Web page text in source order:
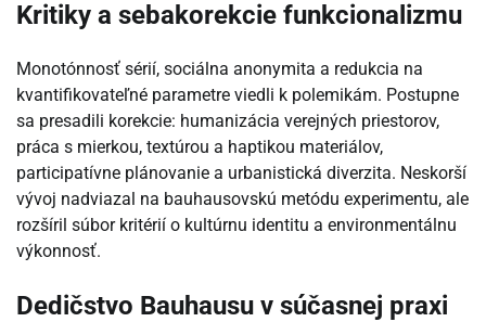
Kritiky a sebakorekcie funkcionalizmu
Monotónnosť sérií, sociálna anonymita a redukcia na
kvantifikovateľné parametre viedli k polemikám. Postupne
sa presadili korekcie: humanizácia verejných priestorov,
práca s mierkou, textúrou a haptikou materiálov,
participatívne plánovanie a urbanistická diverzita. Neskorší
vývoj nadviazal na bauhausovskú metódu experimentu, ale
rozšíril súbor kritérií o kultúrnu identitu a environmentálnu
výkonnosť.
Dedičstvo Bauhausu v súčasnej praxi